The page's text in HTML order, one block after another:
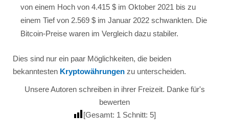
von einem Hoch von 4.415 $ im Oktober 2021 bis zu
einem Tief von 2.569 $ im Januar 2022 schwankten. Die
Bitcoin-Preise waren im Vergleich dazu stabiler.
Dies sind nur ein paar Möglichkeiten, die beiden
bekanntesten Kryptowährungenzu unterscheiden.
Unsere Autoren schreiben in ihrer Freizeit. Danke für's
bewerten
[Gesamt: 1 Schnitt: 5]